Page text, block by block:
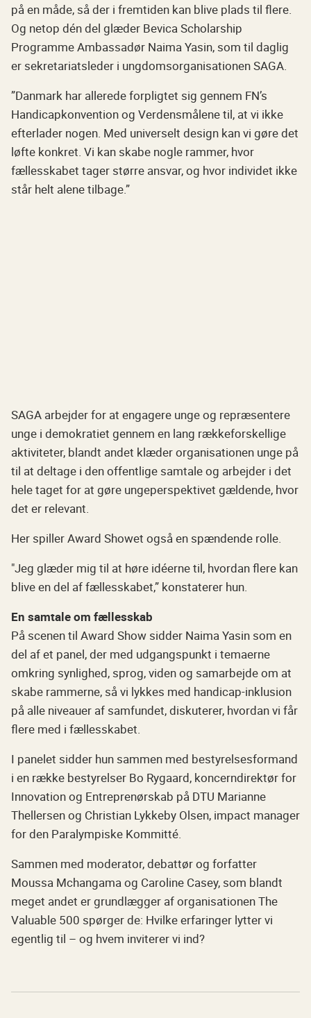
på en måde, så der i fremtiden kan blive plads til flere.
Og netop dén del glæder Bevica Scholarship
Programme Ambassadør Naima Yasin, som til daglig
er sekretariatsleder i ungdomsorganisationen SAGA.
”Danmark har allerede forpligtet sig gennem FN’s
Handicapkonvention og Verdensmålene til, at vi ikke
efterlader nogen. Med universelt design kan vi gøre det
løfte konkret. Vi kan skabe nogle rammer, hvor
fællesskabet tager større ansvar, og hvor individet ikke
står helt alene tilbage.”
SAGA arbejder for at engagere unge og repræsentere
unge i demokratiet gennem en lang rækkeforskellige
aktiviteter, blandt andet klæder organisationen unge på
til at deltage i den offentlige samtale og arbejder i det
hele taget for at gøre ungeperspektivet gældende, hvor
det er relevant.
Her spiller Award Showet også en spændende rolle.
"Jeg glæder mig til at høre idéerne til, hvordan flere kan
blive en del af fællesskabet,” konstaterer hun.
En samtale om fællesskab
På scenen til Award Show sidder Naima Yasin som en
del af et panel, der med udgangspunkt i temaerne
omkring synlighed, sprog, viden og samarbejde om at
skabe rammerne, så vi lykkes med handicap-inklusion
på alle niveauer af samfundet, diskuterer, hvordan vi får
flere med i fællesskabet.
I panelet sidder hun sammen med bestyrelsesformand
i en række bestyrelser Bo Rygaard, koncerndirektør for
Innovation og Entreprenørskab på DTU Marianne
Thellersen og Christian Lykkeby Olsen, impact manager
for den Paralympiske Kommitté.
Sammen med moderator, debattør og forfatter
Moussa Mchangama og Caroline Casey, som blandt
meget andet er grundlægger af organisationen The
Valuable 500 spørger de: Hvilke erfaringer lytter vi
egentlig til – og hvem inviterer vi ind?